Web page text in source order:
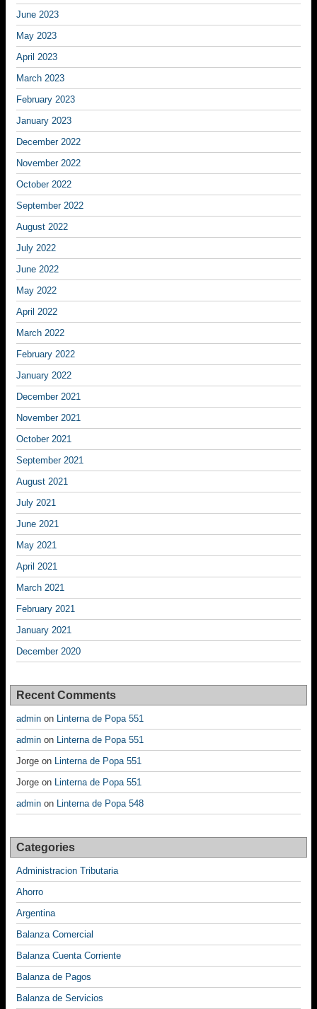
June 2023
May 2023
April 2023
March 2023
February 2023
January 2023
December 2022
November 2022
October 2022
September 2022
August 2022
July 2022
June 2022
May 2022
April 2022
March 2022
February 2022
January 2022
December 2021
November 2021
October 2021
September 2021
August 2021
July 2021
June 2021
May 2021
April 2021
March 2021
February 2021
January 2021
December 2020
Recent Comments
admin on Linterna de Popa 551
admin on Linterna de Popa 551
Jorge on Linterna de Popa 551
Jorge on Linterna de Popa 551
admin on Linterna de Popa 548
Categories
Administracion Tributaria
Ahorro
Argentina
Balanza Comercial
Balanza Cuenta Corriente
Balanza de Pagos
Balanza de Servicios